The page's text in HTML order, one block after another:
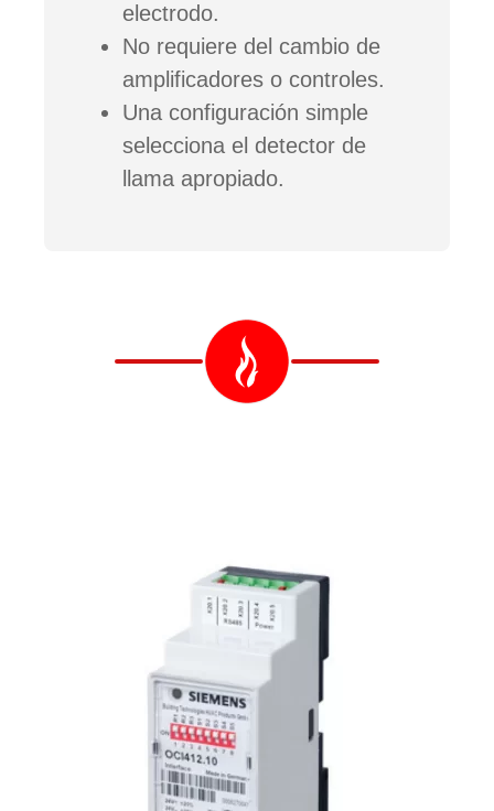
electrodo.
No requiere del cambio de
amplificadores o controles.
Una configuración simple
selecciona el detector de
llama apropiado.